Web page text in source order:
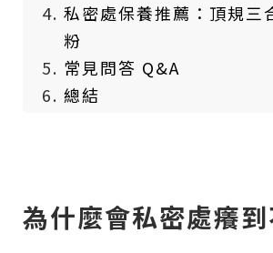
私密處保養推薦：頂規三
粉
常見問答 Q&A
總結
為什麼會私密處癢到